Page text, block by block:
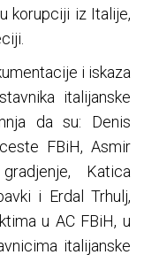
korupciji iz Italije,
i iskaza
italijanske
da su: Denis
FBiH, Asmir
Katica
i Erdal Trhulj,
u AC FBiH, u
italijanske